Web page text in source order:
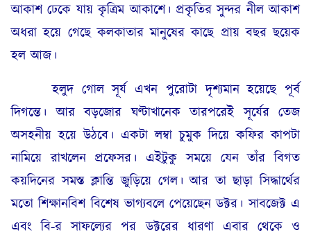
আকাশ ঢেকে যায় কৃত্রিম আকাশে। প্রকৃতির সুন্দর নীল আকাশ
অধরা হয়ে গেছে কলকাতার মানুষের কাছে প্রায় বছর ছয়েক
হল আজ।
হলুদ গোল সূর্য এখন পুরোটা দৃশ্যমান হয়েছে পূর্ব
দিগন্তে। আর বড়জোর ঘণ্টাখানেক তারপরেই সূর্যের তেজ
অসহনীয় হয়ে উঠবে। একটা লম্বা চুমুক দিয়ে কফির কাপটা
নামিয়ে রাখলেন প্রফেসর। এইটুকু সময়ে যেন তাঁর বিগত
কয়দিনের সমস্ত ক্লান্তি জুড়িয়ে গেল। আর তা ছাড়া সিদ্ধার্থের
মতো শিক্ষানবিশ বিশেষ ভাগ্যবলে পেয়েছেন ডক্টর। সাবজেক্ট এ
এবং বি-র সাফল্যের পর ডক্টরের ধারণা এবার থেকে ও